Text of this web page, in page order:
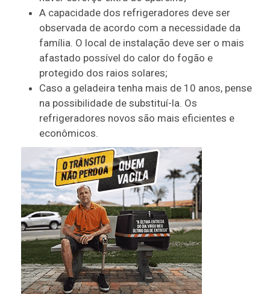
A capacidade dos refrigeradores deve ser
observada de acordo com a necessidade da
família. O local de instalação deve ser o mais
afastado possível do calor do fogão e
protegido dos raios solares;
Caso a geladeira tenha mais de 10 anos, pense
na possibilidade de substituí-la. Os
refrigeradores novos são mais eficientes e
econômicos.